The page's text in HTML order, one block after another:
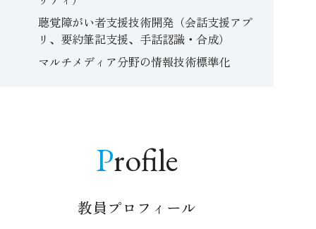
聴覚障がい者支援技術開発（会話支援アプ
リ、要約筆記支援、手話認識・合成）
マルチメディア分野の情報技術標準化
Profile
教員プロフィール